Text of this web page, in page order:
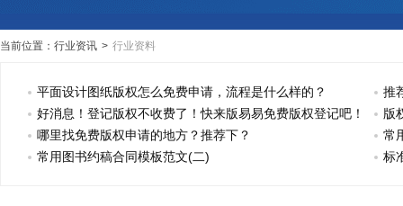
当前位置： 行业资讯 > 行业资料
平面设计图纸版权怎么免费申请，流程是什么样的？
推
好消息！登记版权不收费了！快来版易易免费版权登记吧！
版
哪里找免费版权申请的地方？推荐下？
常
常用图书约稿合同模板范文(二)
标